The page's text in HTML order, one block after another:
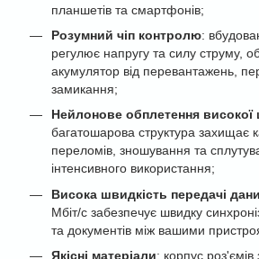
планшетів та смартфонів;
Розумний чіп контролю:
регулює напругу та силу струму,
акумулятор від перевантажень,
замикання;
Нейлонове обплетення високої
багатошарова структура захищає
переломів, зношування та
інтенсивного використання;
Висока швидкість передачі
Мбіт/с забезпечує швидку
та документів між вашими
Якісні матеріали: корпус роз'ємів